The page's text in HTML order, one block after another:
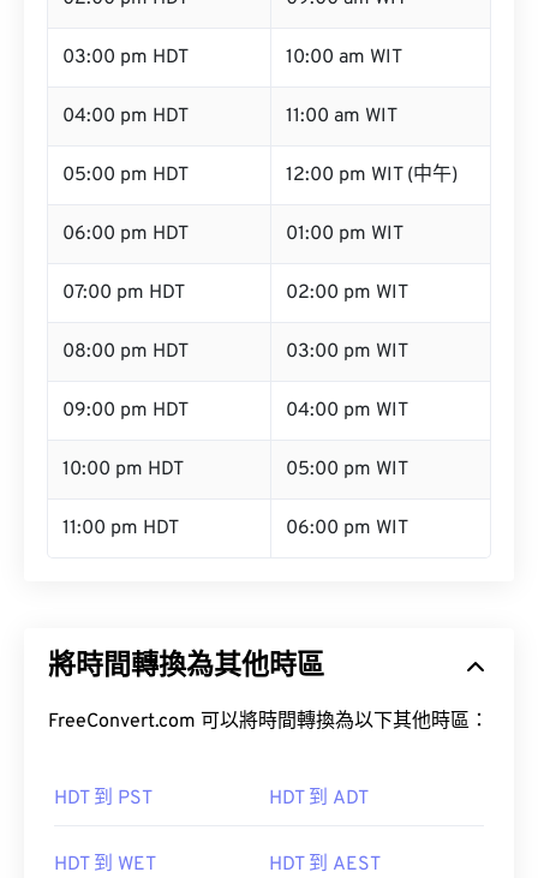
03:00 pm HDT 10:00 am WIT
04:00 pm HDT 11:00 am WIT
05:00 pm HDT 12:00 pm WIT (中午)
06:00 pm HDT 01:00 pm WIT
07:00 pm HDT 02:00 pm WIT
08:00 pm HDT 03:00 pm WIT
09:00 pm HDT 04:00 pm WIT
10:00 pm HDT 05:00 pm WIT
11:00 pm HDT 06:00 pm WIT
將時間轉換為其他時區
FreeConvert.com 可以將時間轉換為以下其他時區：
HDT 到 PST HDT 到 ADT
HDT 到 WET HDT 到 AEST